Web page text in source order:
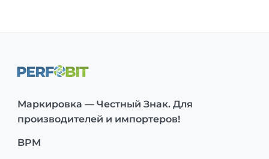
Маркировка — Честный Знак. Для
производителей и импортеров!
BPM